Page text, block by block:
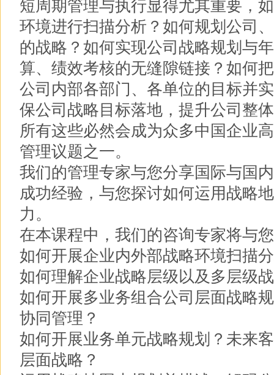
短周期管理与执行显得尤其重要，
环境进行扫描分析？如何规划公司
的战略？如何实现公司战略规划与
算、绩效考核的无缝隙链接？如何
公司内部各部门、各单位的目标并
保公司战略目标落地，提升公司整
所有这些必然会成为众多中国企业
管理议题之一。
我们的管理专家与您分享国际与国
成功经验，与您探讨如何运用战略
力。
在本课程中，我们的咨询专家将与
如何开展企业内外部战略环境扫描
如何理解企业战略层级以及多层级
如何开展多业务组合公司层面战略
协同管理？
如何开展业务单元战略规划？未来
层面战略？